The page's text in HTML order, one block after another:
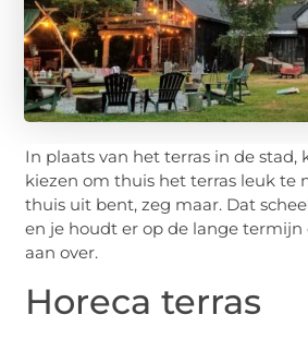
In plaats van het terras in de stad,
kiezen om thuis het terras leuk te
thuis uit bent, zeg maar. Dat
en je houdt er op de lange termijn
aan over.
Horeca terras